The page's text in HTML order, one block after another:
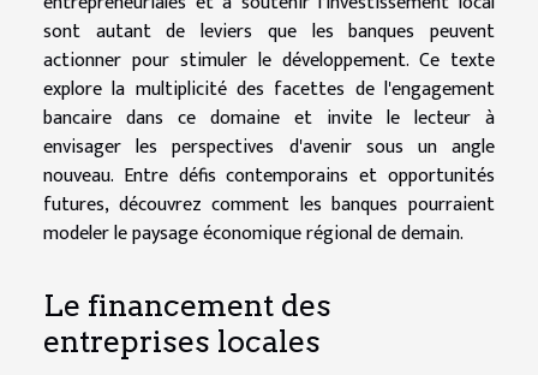
sont autant de leviers que les banques peuvent
actionner pour stimuler le développement. Ce texte
explore la multiplicité des facettes de l'engagement
bancaire dans ce domaine et invite le lecteur à
envisager les perspectives d'avenir sous un angle
nouveau. Entre défis contemporains et opportunités
futures, découvrez comment les banques pourraient
modeler le paysage économique régional de demain.
Le financement des
entreprises locales